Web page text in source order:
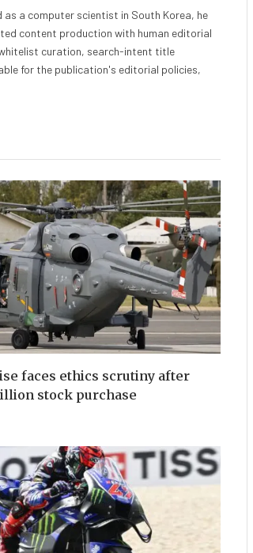
as a computer scientist in South Korea, he
content production with human editorial
curation, search-intent title
for the publication's editorial policies,
faces ethics scrutiny after
stock purchase